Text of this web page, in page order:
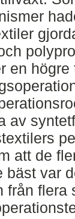
en
av
att de
bäst var
från flera